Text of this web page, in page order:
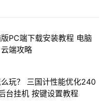
PC端下载安装教程 电脑
端攻略
玩？ 三国计性能优化240
台挂机 按键设置教程